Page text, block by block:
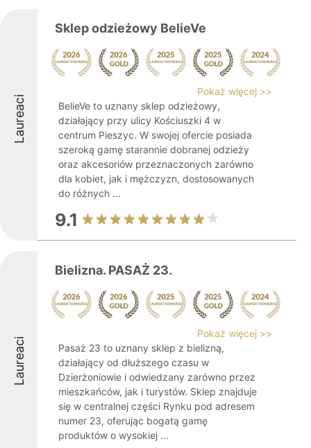
Laureaci
Sklep odzieżowy BelieVe
Pokaż więcej >>
BelieVe to uznany sklep odzieżowy,
działający przy ulicy Kościuszki 4 w
centrum Pieszyc. W swojej ofercie posiada
szeroką gamę starannie dobranej odzieży
oraz akcesoriów przeznaczonych zarówno
dla kobiet, jak i mężczyzn, dostosowanych
do różnych ...
9.1
Laureaci
Bielizna. PASAŻ 23.
Pokaż więcej >>
Pasaż 23 to uznany sklep z bielizną,
działający od dłuższego czasu w
Dzierżoniowie i odwiedzany zarówno przez
mieszkańców, jak i turystów. Sklep znajduje
się w centralnej części Rynku pod adresem
numer 23, oferując bogatą gamę
produktów o wysokiej ...